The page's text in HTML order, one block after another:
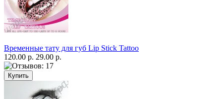
Временные тату для губ Lip Stick Tattoo
120.00 р. 29.00 р.